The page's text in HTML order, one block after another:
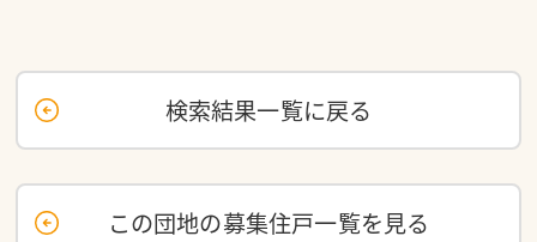
検索結果一覧に戻る
この団地の募集住戸一覧を見る